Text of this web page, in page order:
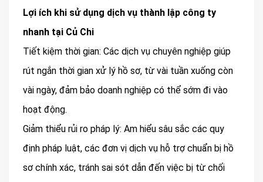
Lợi ích khi sử dụng dịch vụ thành lập công ty
nhanh tại Củ Chi
Tiết kiệm thời gian: Các dịch vụ chuyên nghiệp giúp
rút ngắn thời gian xử lý hồ sơ, từ vài tuần xuống còn
vài ngày, đảm bảo doanh nghiệp có thể sớm đi vào
hoạt động.
Giảm thiểu rủi ro pháp lý: Am hiểu sâu sắc các quy
định pháp luật, các đơn vị dịch vụ hỗ trợ chuẩn bị hồ
sơ chính xác, tránh sai sót dẫn đến việc bị từ chối